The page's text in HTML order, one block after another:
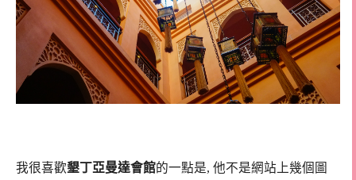
我很喜歡墾丁亞曼達會館的一點是, 他不是網站上幾個圖